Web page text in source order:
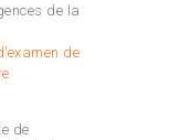
de la
de
de